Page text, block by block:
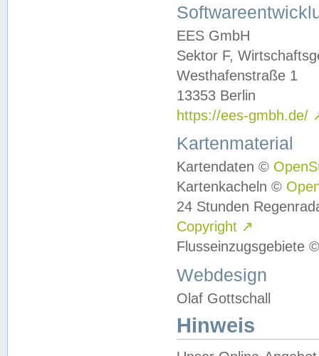
EES GmbH
Sektor F,
Westhafenstraße 1
13353 Berlin
https://ees-gmbh.de/
Kartenmaterial
Kartendaten ©
Kartenkacheln ©
24 Stunden
Copyright ↗
Flusseinzugsgebiete
Webdesign
Olaf Gottschall
Hinweis